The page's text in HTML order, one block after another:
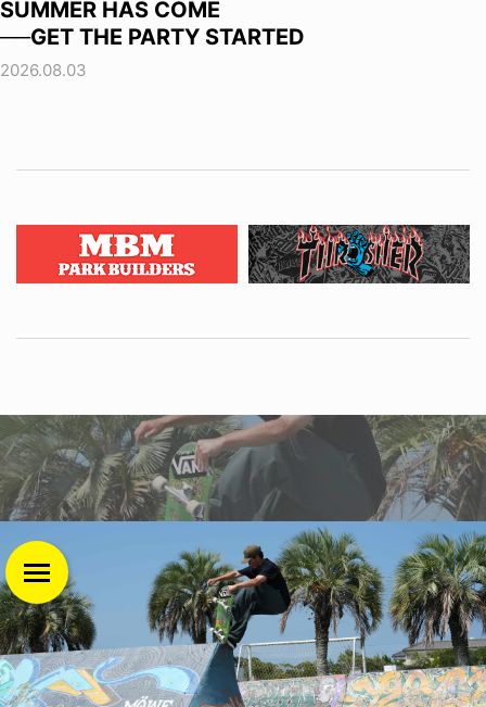
SUMMER HAS COME
──GET THE PARTY STARTED
2026.08.03